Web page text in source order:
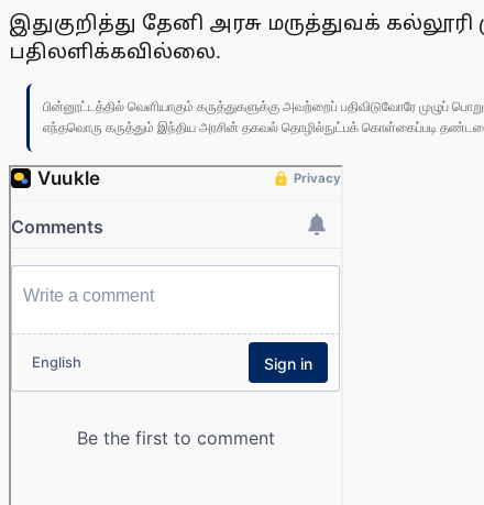
இதுகுறித்து தேனி அரசு மருத்துவக்
பதிலளிக்கவில்லை.
பின்னூட்டத்தில் வெளியாகும் கருத்துகளுக்கு அவற்றைப் பதிவிடுவோரே முழுப்
எந்தவொரு கருத்தும் இந்திய அரசின் தகவல் தொழில்நுட்பக் கொள்கைப்படி